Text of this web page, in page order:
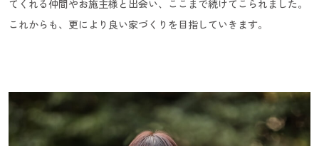
てくれる仲間やお施主様と出会い、ここまで続けてこられました。
これからも、更により良い家づくりを目指していきます。